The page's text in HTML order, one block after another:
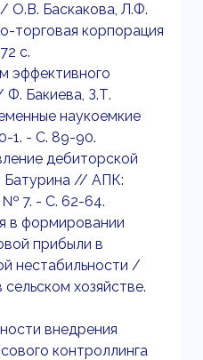
/ О.В. Баскакова, Л.Ф.
торговая корпорация
с.
эффективного
Бакиева, З.Т.
наукоемкие
1. - С. 89-90.
дебиторской
// АПК:
№ 7. - С. 62-64.
в формировании
прибыли в
нестабильности /
хозяйстве.
внедрения
контроллинга